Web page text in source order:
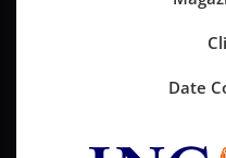
Date